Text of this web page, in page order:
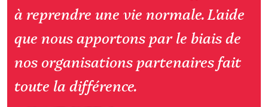
à reprendre une vie normale. L'aide
que nous apportons par le biais de
nos organisations partenaires fait
toute la différence.